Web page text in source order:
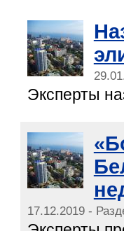
Эксперты
17.12.2019 -